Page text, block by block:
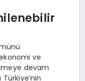
ve
devam